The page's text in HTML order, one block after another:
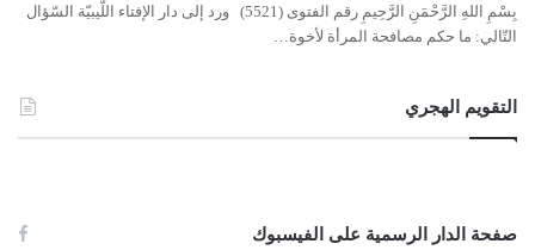
بِسْمِ اللهِ الرَّحْمَنِ الرَّحِيمِ رقم الفتوى (5521) ورد إلى دار الإفتاء اللّيبيّة السّؤال
التّالي: ما حكم مصافحة المرأة لأخوة…
التقويم الهجري
صفحة الدار الرسمية على الفيسبوك